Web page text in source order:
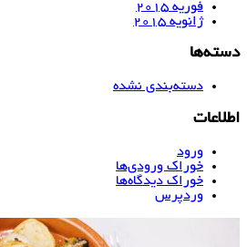
فوریه 2015
ژانویه 2015
دسته‌ها
دسته‌بندی نشده
اطلاعات
ورود
خوراک ورودی‌ها
خوراک دیدگاه‌ها
وردپرس